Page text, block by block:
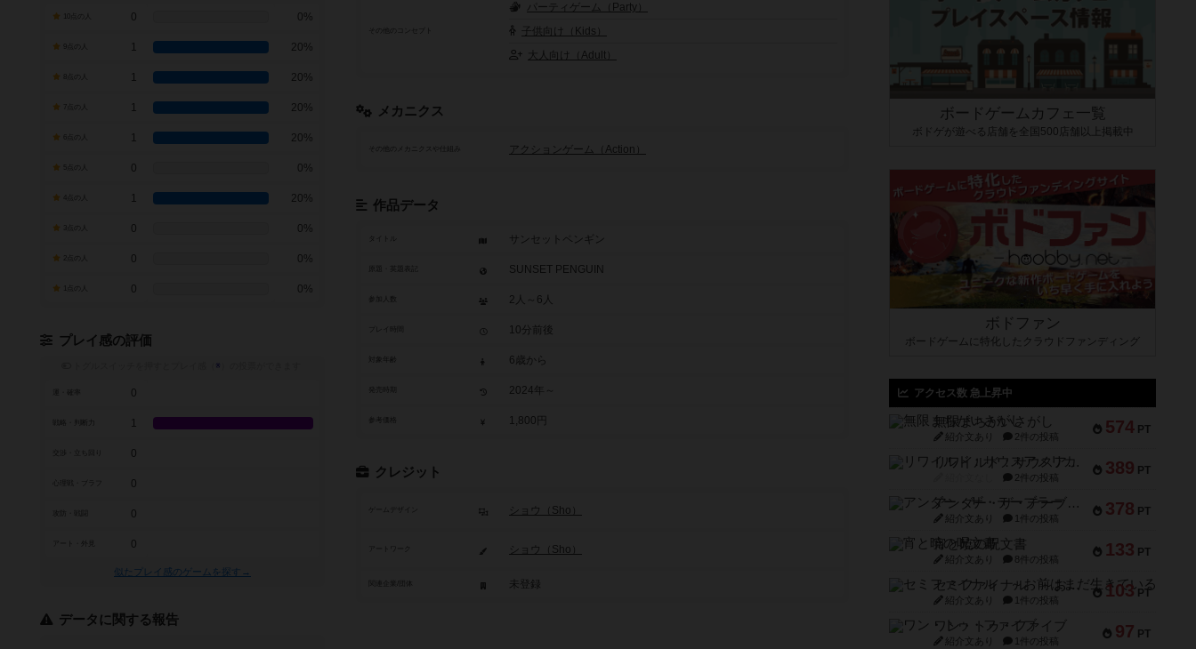
その他のコンセプト
パーティゲーム（Party）
子供向け（Kids）
大人向け（Adult）
メカニクス
その他のメカニクスや仕組み アクションゲーム（Action）
作品データ
タイトル サンセットペンギン
SUNSET PENGUIN
2人～6人
10分前後
6歳から
2024年～
参考価格 1,800円
クレジット
ショウ（Sho）
ショウ（Sho）
未登録
0 0%
1 20%
1 20%
7点の人 1 20%
1 20%
0 0%
1 20%
0 0%
0 0%
0 0%
プレイ感の評価
※
0
戦略・判断力 1
0
0
0
アート・外見 0
似たプレイ感のゲームを探す→
データに関する報告
ボードゲームカフェ一覧
ボドゲが遊べる店舗を全国500店舗以上掲載中
ボドファン
ボードゲームに特化したクラウドファンディング
アクセス数 急上昇中
574 PT
無限まちがいさがし
紹介文あり 2件の投稿
389 PT
リワイルド：サウスアメリカ
2件の投稿
378 PT
アンダー・ザ・テーブラー
紹介文あり 1件の投稿
133 PT
宵と暁の呪文書
紹介文あり 8件の投稿
103 PT
セミファイナル ～お前はまだ生きている～
紹介文あり 1件の投稿
97 PT
ワン・トゥ・ファイブ
紹介文あり 1件の投稿